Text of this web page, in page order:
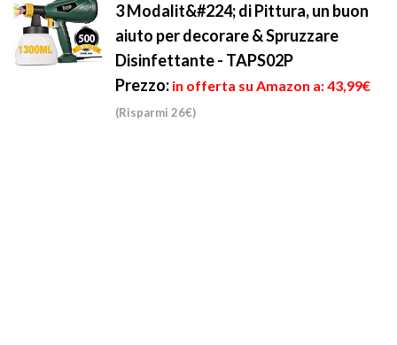
3 Modalit&#224; di Pittura, un buon
aiuto per decorare & Spruzzare
Disinfettante - TAPS02P
Prezzo: in offerta su Amazon a: 43,99€
(Risparmi 26€)